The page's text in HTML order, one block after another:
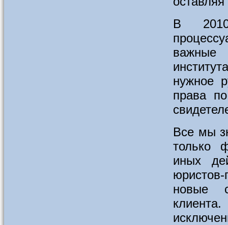
В
важные
нужное
права
Все мы
только
иных
новые